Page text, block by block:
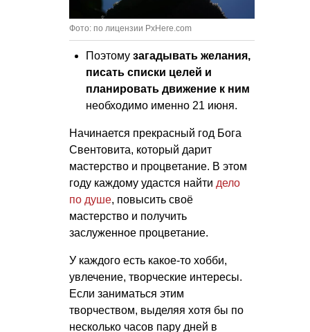
Фото: по лицензии PxHere.com
Поэтому загадывать желания,
писать списки целей и
планировать движение к ним
необходимо именно 21 июня.
Начинается прекрасный год Бога
Свентовита, который дарит
мастерство и процветание. В этом
году каждому удастся найти дело
по душе, повысить своё
мастерство и получить
заслуженное процветание.
У каждого есть какое-то хобби,
увлечение, творческие интересы.
Если заниматься этим
творчеством, выделяя хотя бы по
несколько часов пару дней в